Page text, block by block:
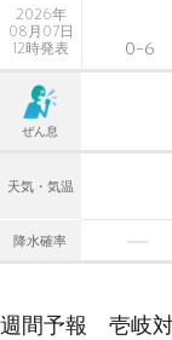
2026年
08月07日
12時発表
0-6
ぜん息
天気・気温
降水確率
週間予報 壱岐対